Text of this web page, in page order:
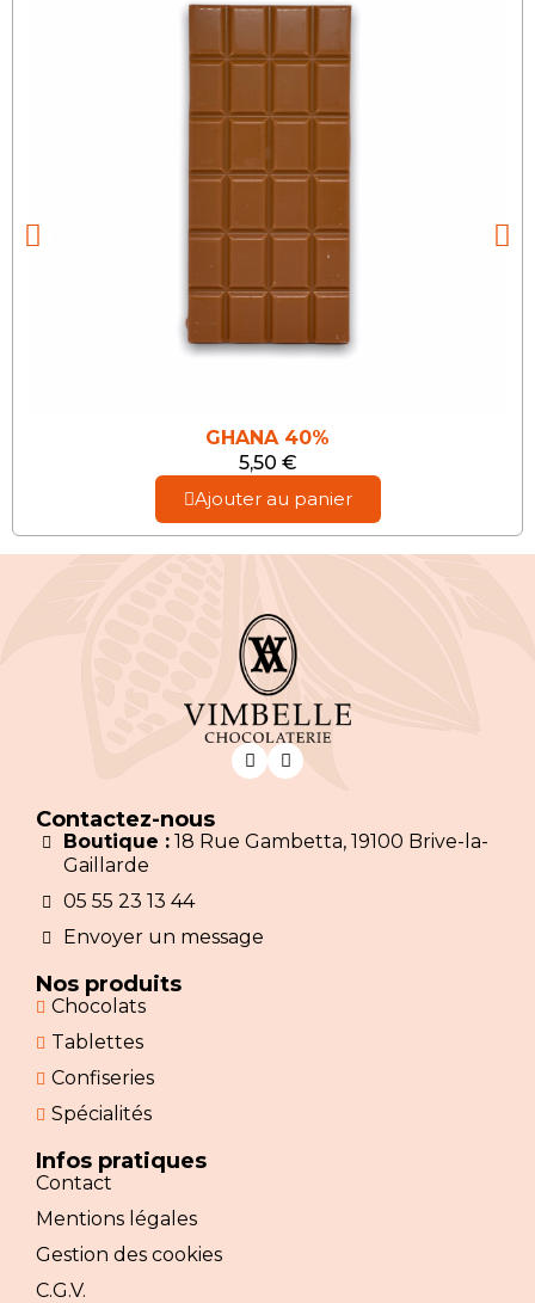
GHANA 40%
5,50 €
Ajouter au panier
Contactez-nous
Boutique :18 Rue Gambetta, 19100 Brive-la-
Gaillarde
05 55 23 13 44
Envoyer un message
Nos produits
Chocolats
Tablettes
Confiseries
Spécialités
Infos pratiques
Contact
Mentions légales
Gestion des cookies
C.G.V.